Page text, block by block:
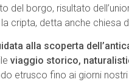
del borgo, risultato
cripta, detta anche chiesa
alla scoperta
viaggio storico,
etrusco fino ai giorni